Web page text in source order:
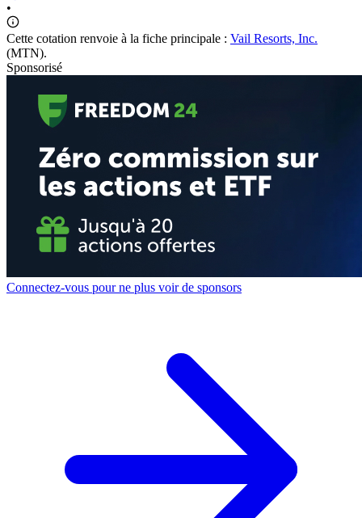
•
Cette cotation renvoie à la fiche principale : Vail Resorts, Inc.
(MTN).
Sponsorisé
Connectez-vous pour ne plus voir de sponsors